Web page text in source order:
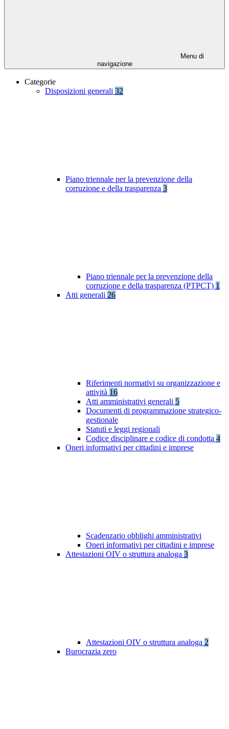
Menu di
navigazione
Categorie
Disposizioni generali 32
Piano triennale per la prevenzione della
corruzione e della trasparenza 3
Piano triennale per la prevenzione della
corruzione e della trasparenza (PTPCT) 1
Atti generali 26
Riferimenti normativi su organizzazione e
attività 16
Atti amministrativi generali 5
Documenti di programmazione strategico-
gestionale
Statuti e leggi regionali
Codice disciplinare e codice di condotta 4
Oneri informativi per cittadini e imprese
Scadenzario obblighi amministrativi
Oneri informativi per cittadini e imprese
Attestazioni OIV o struttura analoga 3
Attestazioni OIV o struttura analoga 2
Burocrazia zero